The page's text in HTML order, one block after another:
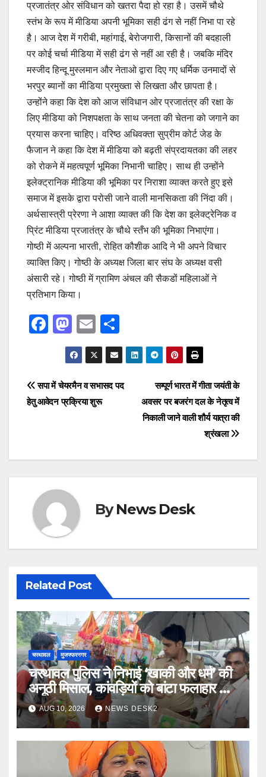
प्रजातंत्र ओर संविधान को खतरा पैदा हो रहा है। उसमें चौथे
स्तंभ के रूप में मीडिया अपनी भूमिका सही ढंग से नहीं निभा पा रहे
है। आज देश में गरीबी, महांगाई, बेरोजगारी, किसानों की बदहाली
पर कोई चर्चा मीडिया में सही ढंग से नहीं आ रही है। जबकि मंदिर
मस्जीद हिन्दू मुस्लमान और नेताओ द्वारा दिए गए धर्मिक उनमादों से
भरपुर ब्यानों का मीडिया प्रमुख्ता से लिखता और छापता है।
उन्होंने कहा कि देश को आज संविधान ओर प्रजातंत्र की रक्षा के
लिए मीडिया को निशपक्षता के साथ जनता की चेतना को जगाने का
प्रयास करना चाहिए। वरिष्ठ अधिवक्ता सुप्रीम कोर्ट जेड के
फैजान ने कहा कि देश में मीडिया को बढ़ती संप्रदायतका की लहर
को रोकने में महत्वपूर्ण भूमिका निभानी चाहिए। साथ ही उन्होंने
इलेक्ट्रानिक मीडिया की भूमिका पर निराशा व्याक्त करते हुए इसे
समाज में इसके द्वारा परोसी जाने वाली मानसिकता की निंदा की।
अर्थसास्त्री प्रेरणा ने आशा व्याक्त की कि देश का इलेक्ट्रेनिक व
प्रिंट मीडिया प्रजातंत्र के चौथे स्तँभ की भूमिका निभाएंगा।
गोष्ठी में अल्पना भारती, रोहित कौशीक आदि ने भी अपने विचार
व्याक्ति किए। गोष्ठी के अध्यक्ष जिला बार संघ के अध्यक्ष वसी
अंसारी रहे। गोष्ठी में ग्रामिण अंचल की सैकडों महिलाओं ने
प्रतिभाग किया।
F
e
b
k
M
a
st
o
d
E
m
ail
h
ar
e
Post
navigation
सम्पूर्ण भारत में गीता जयंती के
अवसर पर बजरंग दल के नेतृत्व में
निकाली जाने वाली शौर्य यात्रा की
श्रंखला
सपा में चेयरमैन व सभासद पद
हेतु आवेदन प्रक्रिया शुरू
ByNews Desk
Related Post
चरथावल मुजफ्फरनगर
चरथावल पुलिस ने निभाई ‘खाकी और धर्म’ की
अनूठी मिसाल, कांवड़ियों को बांटा फलाहार और
जलAUG 10, 2026 NEWS DESK2